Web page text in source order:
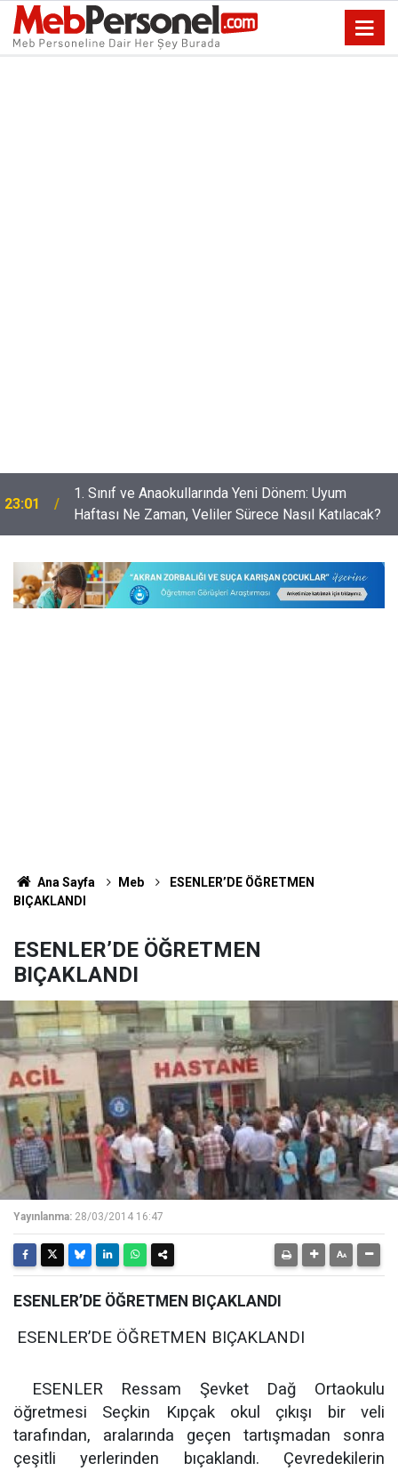
23:01
1. Sınıf ve Anaokullarında Yeni Dönem: Uyum
Haftası Ne Zaman, Veliler Sürece Nasıl Katılacak?
Ana Sayfa Meb
ESENLER’DE ÖĞRETMEN
BIÇAKLANDI
ESENLER’DE ÖĞRETMEN
BIÇAKLANDI
Yayınlanma: 28/03/2014 16:47
ESENLER’DE ÖĞRETMEN BIÇAKLANDI
ESENLER’DE ÖĞRETMEN BIÇAKLANDI
ESENLER Ressam Şevket Dağ Ortaokulu
öğretmesi Seçkin Kıpçak okul çıkışı bir veli
tarafından, aralarında geçen tartışmadan sonra
çeşitli yerlerinden bıçaklandı. Çevredekilerin